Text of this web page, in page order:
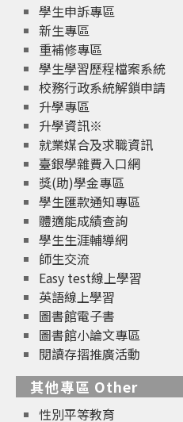
學生申訴專區
新生專區
重補修專區
學生學習歷程檔案系統
校務行政系統解鎖申請
升學專區
升學資訊※
就業媒合及求職資訊
臺銀學雜費入口網
獎(助)學金專區
學生匯款通知專區
體適能成績查詢
學生生涯輔導網
師生交流
Easy test線上學習
英語線上學習
圖書館電子書
圖書館小論文專區
閱讀存摺推廣活動
其他專區 Other
性別平等教育